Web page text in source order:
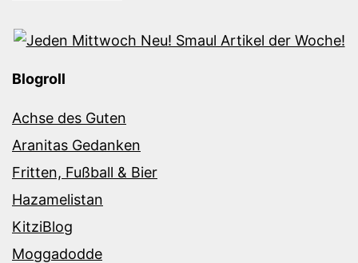
Blogroll
Achse des Guten
Aranitas Gedanken
Fritten, Fußball & Bier
Hazamelistan
KitziBlog
Moggadodde